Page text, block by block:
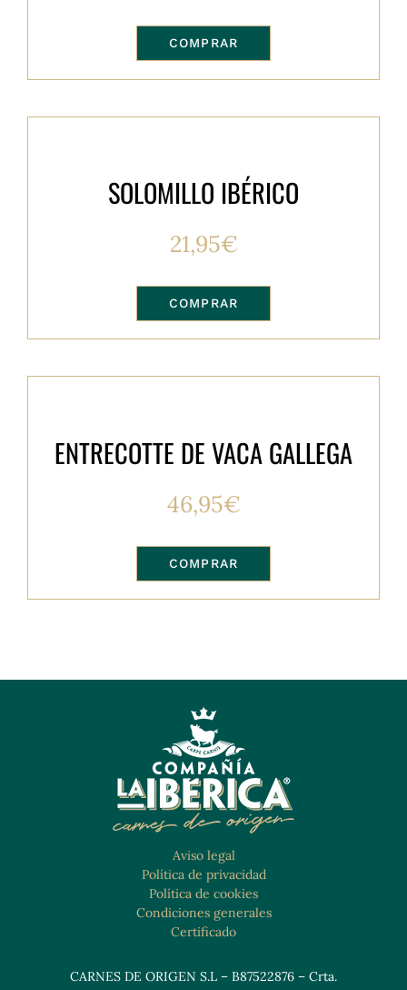
COMPRAR
SOLOMILLO IBÉRICO
21,95€
COMPRAR
ENTRECOTTE DE VACA GALLEGA
46,95€
COMPRAR
Aviso legal
Política de privacidad
Política de cookies
Condiciones generales
Certificado
CARNES DE ORIGEN S.L – B87522876 – Crta.